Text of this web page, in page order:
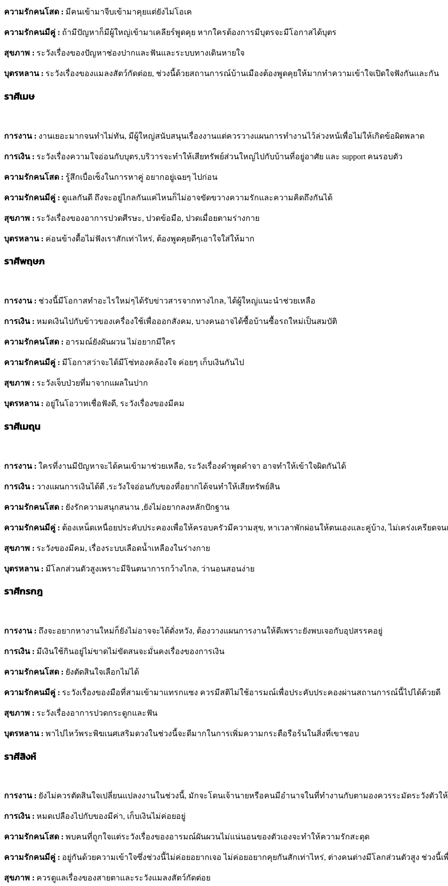
ความรักคนโสด : มีคนเข้ามาจีบเข้ามาคุยแต่ยังไม่โอเค
ความรักคนมีคู่ : ถ้ามีปัญหาก็มีผู้ใหญ่เข้ามาเคลียร์พูดคุย หากใครต้องการมีบุตรจะมีโอกาสได้บุตร
สุขภาพ : ระวังเรื่องของปัญหาช่องปากและฟันและระบบทางเดินหายใจ
บุตรหลาน : ระวังเรื่องของแมลงสัตว์กัดต่อย, ช่วงนี้ด้วยสถานการณ์บ้านเมืองต้องพูดคุยให้มากทำความเข้าใจเปิดใจฟังกันและกัน
ราศีเมษ
การงาน : งานเยอะมากจนทำไม่ทัน, มีผู้ใหญ่สนับสนุนเรื่องงานแต่ควรวางแผนการทำงานไว้ล่วงหน้เพื่อไม่ให้เกิดข้อผิดพลาด
การเงิน : ระวังเรื่องความใจอ่อนกับบุตร,บริวารจะทำให้เสียทรัพย์ส่วนใหญ่ไปกับบ้านที่อยู่อาศัย และ support คนรอบตัว
ความรักคนโสด : รู้สึกเบื่อเซ็งในการหาคู่ อยากอยู่เฉยๆ ไปก่อน
ความรักคนมีคู่ : ดูแลกันดี ถึงจะอยู่ไกลกันแค่ไหนก็ไม่อาจขัดขวางความรักและความคิดถึงกันได้
สุขภาพ : ระวังเรื่องของอาการปวดศีรษะ, ปวดข้อมือ, ปวดเมื่อยตามร่างกาย
บุตรหลาน: ค่อนข้างดื้อไม่ฟังเราสักเท่าไหร่, ต้องพูดคุยดีๆเอาใจใส่ให้มาก
ราศีพฤษภ
การงาน : ช่วงนี้มีโอกาสทำอะไรใหม่ๆได้รับข่าวสารจากทางไกล, ได้ผู้ใหญ่แนะนำช่วยเหลือ
การเงิน : หมดเงินไปกับข้าวของเครื่องใช้เพื่อออกสังคม, บางคนอาจได้ซื้อบ้านซื้อรถใหม่เป็นสมบัติ
ความรักคนโสด : อารมณ์ยังผันผวน ไม่อยากมีใคร
ความรักคนมีคู่ : มีโอกาสว่าจะได้มีโซ่ทองคล้องใจ ค่อยๆ เก็บเงินกันไป
สุขภาพ : ระวังเจ็บป่วยที่มาจากแผลในปาก
บุตรหลาน : อยู่ในโอวาทเชื่อฟังดี, ระวังเรื่องของมีคม
ราศีเมถุน
การงาน : ใครที่งานมีปัญหาจะได้คนเข้ามาช่วยเหลือ, ระวังเรื่องคำพูดคำจา อาจทำให้เข้าใจผิดกันได้
การเงิน: วางแผนการเงินได้ดี ,ระวังใจอ่อนกับของที่อยากได้จนทำให้เสียทรัพย์สิน
ความรักคนโสด : ยังรักความสนุกสนาน ,ยังไม่อยากลงหลักปักฐาน
ความรักคนมีคู่ : ต้องเหน็ดเหนื่อยประคับประคองเพื่อให้ครอบครัวมีความสุข, หาเวลาพักผ่อนให้ตนเองและคู่บ้าง, ไม่เคร่งเครียดจน
สุขภาพ : ระวังของมีคม, เรื่องระบบเลือดน้ำเหลืองในร่างกาย
บุตรหลาน : มีโลกส่วนตัวสูงเพราะมีจินตนาการกว้างไกล, ว่านอนสอนง่าย
ราศีกรกฎ
การงาน : ถึงจะอยากหางานใหม่ก็ยังไม่อาจจะได้ดั่งหวัง, ต้องวางแผนการงานให้ดีเพราะยังพบเจอกับอุปสรรคอยู่
การเงิน : มีเงินใช้กินอยู่ไม่ขาดไม่ขัดสนจะมั่นคงเรื่องของการเงิน
ความรักคนโสด : ยังตัดสินใจเลือกไม่ได้
ความรักคนมีคู่ : ระวังเรื่องของมือที่สามเข้ามาแทรกแซง ควรมีสติไม่ใช้อารมณ์เพื่อประคับประคองผ่านสถานการณ์นี้ไปได้ด้วยดี
สุขภาพ : ระวังเรื่องอาการปวดกระดูกและฟัน
บุตรหลาน : พาไปไหว้พระพิฆเนศเสริมดวงในช่วงนี้จะดีมากในการเพิ่มความกระตือรือร้นในสิ่งที่เขาชอบ
ราศีสิงห์
การงาน : ยังไม่ควรตัดสินใจเปลี่ยนแปลงงานในช่วงนี้, มักจะโดนเจ้านายหรือคนมีอำนาจในที่ทำงานกับตามองควรระมัดระวังตัวใ
การเงิน : หมดเปลืองไปกับของมีค่า, เก็บเงินไม่ค่อยอยู่
ความรักคนโสด : พบคนที่ถูกใจแต่ระวังเรื่องของอารมณ์ผันผวนไม่แน่นอนของตัวเองจะทำให้ความรักสะดุด
ความรักคนมีคู่ : อยู่กันด้วยความเข้าใจซึ่งช่วงนี้ไม่ค่อยอยากเจอ ไม่ค่อยอยากคุยกันสักเท่าไหร่, ต่างคนต่างมีโลกส่วนตัวสูง ช่วงนี้
สุขภาพ : ควรดูแลเรื่องของสายตาและระวังแมลงสัตว์กัดต่อย